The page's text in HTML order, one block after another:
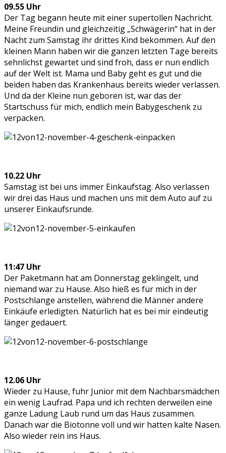
09.55 Uhr
Der Tag begann heute mit einer supertollen Nachricht.
Meine Freundin und gleichzeitig „Schwägerin“ hat in der
Nacht zum Samstag ihr drittes Kind bekommen. Auf den
kleinen Mann haben wir die ganzen letzten Tage bereits
sehnlichst gewartet und sind froh, dass er nun endlich
auf der Welt ist. Mama und Baby geht es gut und die
beiden haben das Krankenhaus bereits wieder verlassen.
Und da der Kleine nun geboren ist, war das der
Startschuss für mich, endlich mein Babygeschenk zu
verpacken.
10.22 Uhr
Samstag ist bei uns immer Einkaufstag. Also verlassen
wir drei das Haus und machen uns mit dem Auto auf zu
unserer Einkaufsrunde.
11:47 Uhr
Der Paketmann hat am Donnerstag geklingelt, und
niemand war zu Hause. Also hieß es für mich in der
Postschlange anstellen, während die Männer andere
Einkäufe erledigten. Natürlich hat es bei mir eindeutig
länger gedauert.
12.06 Uhr
Wieder zu Hause, fuhr Junior mit dem Nachbarsmädchen
ein wenig Laufrad. Papa und ich rechten derweilen eine
ganze Ladung Laub rund um das Haus zusammen.
Danach war die Biotonne voll und wir hatten kalte Nasen.
Also wieder rein ins Haus.